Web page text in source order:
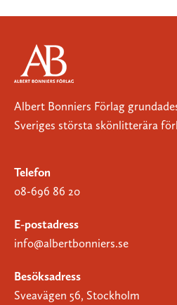
Albert Bonniers Förlag
Sveriges största skönlitterära
Telefon
08-696 86 20
E-postadress
info@albertbonniers.se
Besöksadress
Sveavägen 56, Stockholm